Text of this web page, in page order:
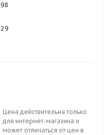
98
29
Цена действительна только
для интернет-магазина и
может отличаться от цен в